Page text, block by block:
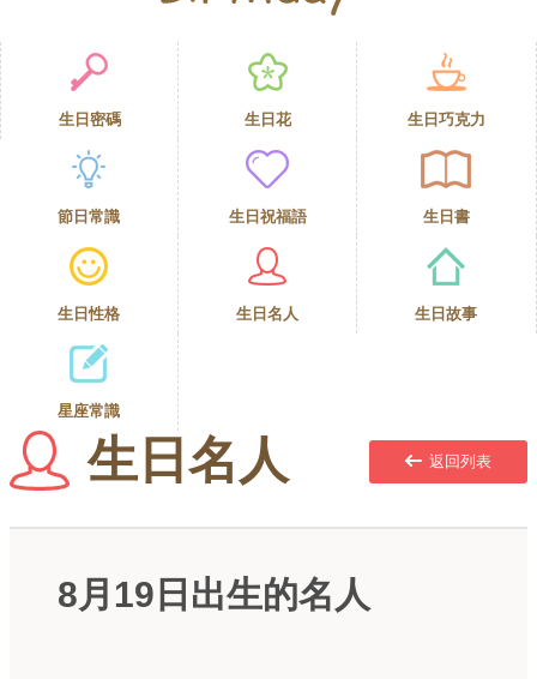
生日密碼 生日花 生日巧克力
節日常識 生日祝福語 生日書
生日性格 生日名人 生日故事
星座常識
生日名人 返回列表
8月19日出生的名人